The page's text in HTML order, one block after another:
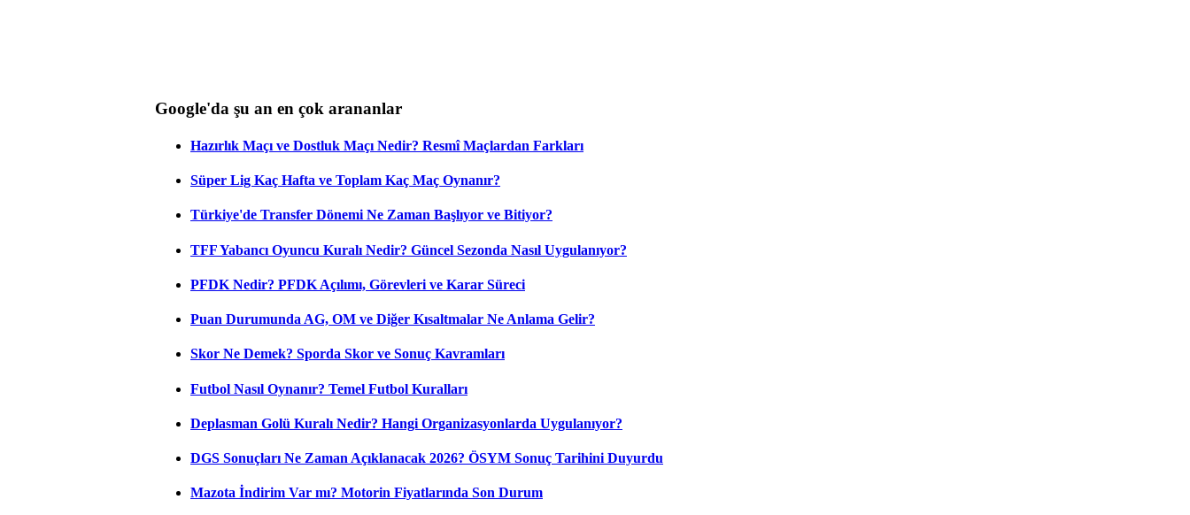
Google'da şu an en çok arananlar
Hazırlık Maçı ve Dostluk Maçı Nedir? Resmî Maçlardan Farkları
Süper Lig Kaç Hafta ve Toplam Kaç Maç Oynanır?
Türkiye'de Transfer Dönemi Ne Zaman Başlıyor ve Bitiyor?
TFF Yabancı Oyuncu Kuralı Nedir? Güncel Sezonda Nasıl Uygulanıyor?
PFDK Nedir? PFDK Açılımı, Görevleri ve Karar Süreci
Puan Durumunda AG, OM ve Diğer Kısaltmalar Ne Anlama Gelir?
Skor Ne Demek? Sporda Skor ve Sonuç Kavramları
Futbol Nasıl Oynanır? Temel Futbol Kuralları
Deplasman Golü Kuralı Nedir? Hangi Organizasyonlarda Uygulanıyor?
DGS Sonuçları Ne Zaman Açıklanacak 2026? ÖSYM Sonuç Tarihini Duyurdu
Mazota İndirim Var mı? Motorin Fiyatlarında Son Durum